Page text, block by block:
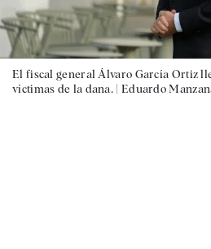
El fiscal general Álvaro García Ortiz
víctimas de la dana. | Eduardo